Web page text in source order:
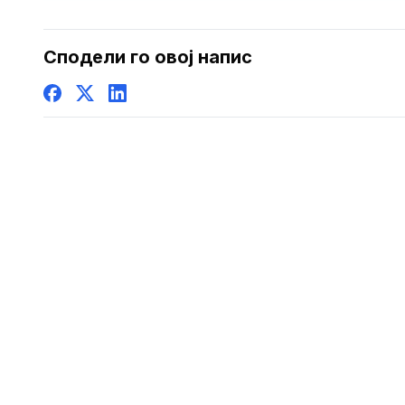
седница
Сподели го овој напис